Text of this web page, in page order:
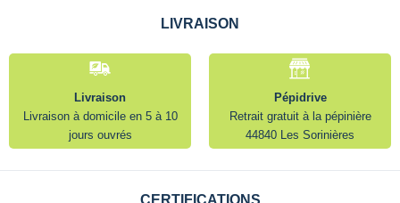
LIVRAISON
Livraison
Livraison à domicile en 5 à 10
jours ouvrés
Pépidrive
Retrait gratuit à la pépinière
44840 Les Sorinières